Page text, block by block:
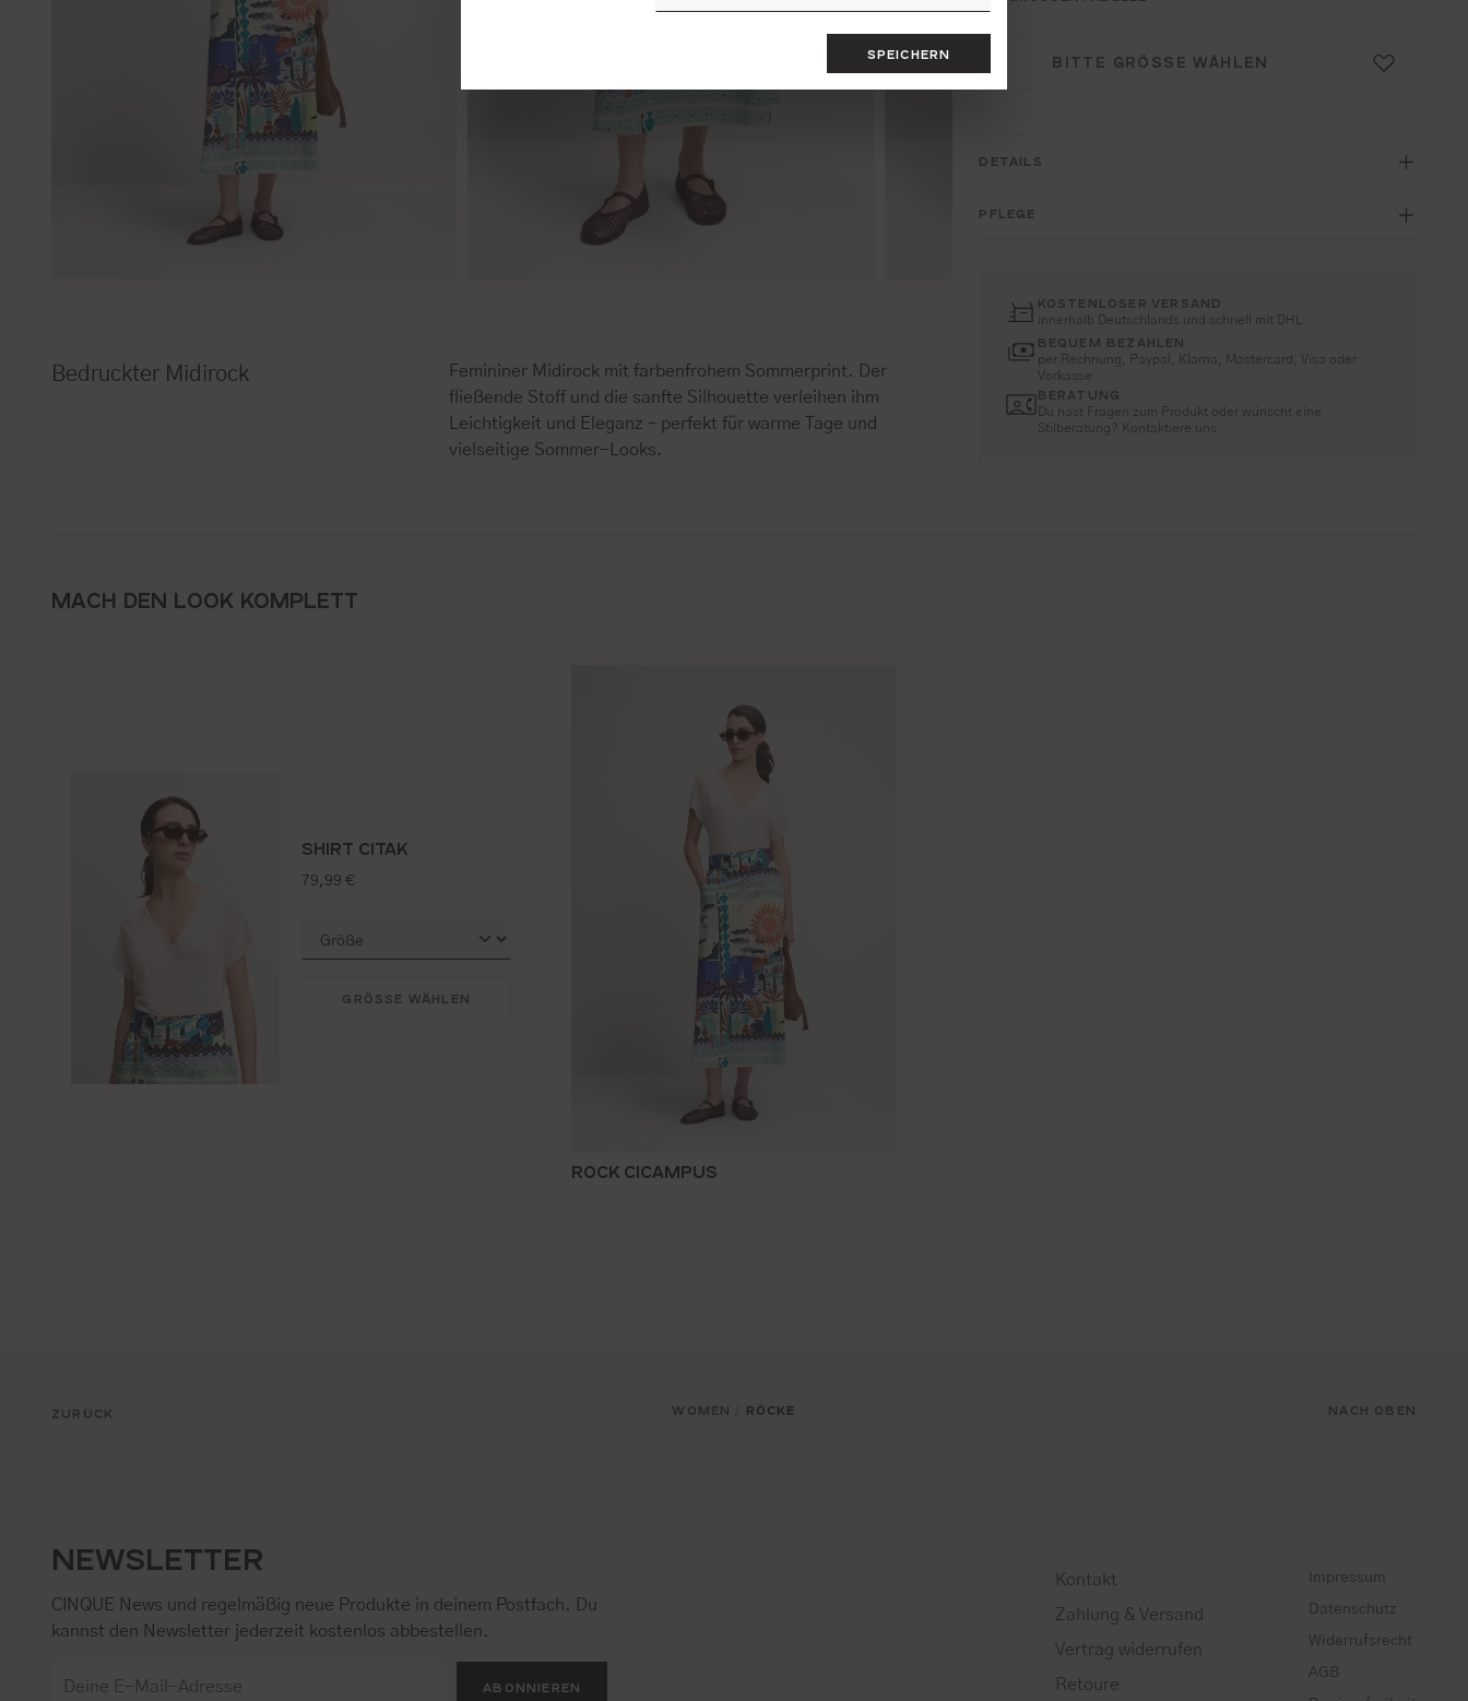
Bedruckter Midirock
Femininer Midirock mit farbenfrohem Sommerprint. Der
fließende Stoff und die sanfte Silhouette verleihen ihm
Leichtigkeit und Eleganz – perfekt für warme Tage und
vielseitige Sommer-Looks.
BITTE GRÖSSE WÄHLEN
DETAILS
PFLEGE
KOSTENLOSER VERSAND
innerhalb Deutschlands und schnell mit DHL
BEQUEM BEZAHLEN
per Rechnung, Paypal, Klarna, Mastercard, Visa oder
Vorkasse
BERATUNG
Du hast Fragen zum Produkt oder wünscht eine
Stilberatung? Kontaktiere uns
MACH DEN LOOK KOMPLETT
ROCK CICAMPUS
SHIRT CITAK
regulärer preis:
79,99 €
GRÖSSE WÄHLEN
ZURÜCK WOMEN RÖCKE NACH OBEN
NEWSLETTER
CINQUE News und regelmäßig neue Produkte in deinem Postfach. Du
kannst den Newsletter jederzeit kostenlos abbestellen.
ABONNIEREN
Kontakt
Zahlung & Versand
Vertrag widerrufen
Retoure
Impressum
Datenschutz
Widerrufsrecht
AGB
SPEICHERN